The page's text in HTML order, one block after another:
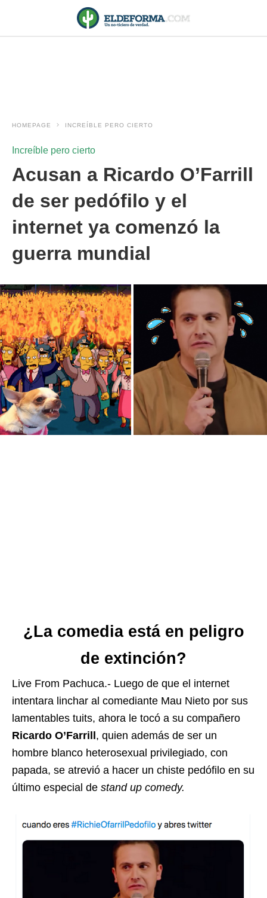
HOMEPAGE INCREÍBLE PERO CIERTO
Increíble pero cierto
Acusan a Ricardo O’Farrill
de ser pedófilo y el
internet ya comenzó la
guerra mundial
¿La comedia está en peligro
de extinción?
Live From Pachuca.- Luego de que el internet
intentara linchar al comediante Mau Nieto por sus
lamentables tuits, ahora le tocó a su compañero
Ricardo O’Farrill , quien además de ser un
hombre blanco heterosexual privilegiado, con
papada, se atrevió a hacer un chiste pedófilo en su
último especial de stand up comedy.